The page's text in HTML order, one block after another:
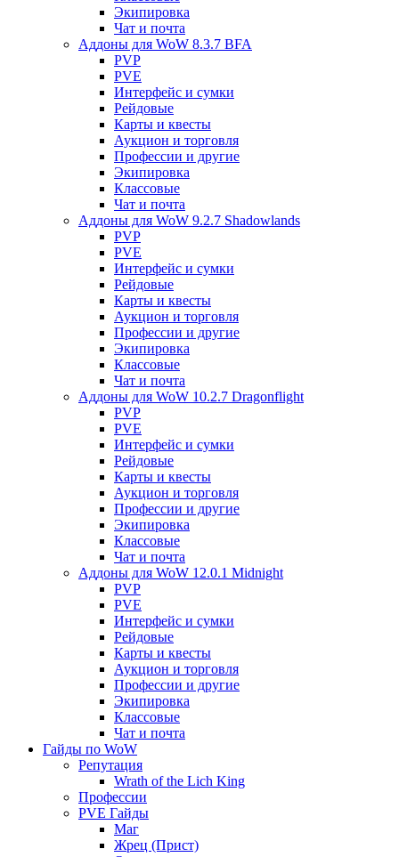
Экипировка
Чат и почта
Аддоны для WoW 8.3.7 BFA
PVP
PVE
Интерфейс и сумки
Рейдовые
Карты и квесты
Аукцион и торговля
Профессии и другие
Экипировка
Классовые
Чат и почта
Аддоны для WoW 9.2.7 Shadowlands
PVP
PVE
Интерфейс и сумки
Рейдовые
Карты и квесты
Аукцион и торговля
Профессии и другие
Экипировка
Классовые
Чат и почта
Аддоны для WoW 10.2.7 Dragonflight
PVP
PVE
Интерфейс и сумки
Рейдовые
Карты и квесты
Аукцион и торговля
Профессии и другие
Экипировка
Классовые
Чат и почта
Аддоны для WoW 12.0.1 Midnight
PVP
PVE
Интерфейс и сумки
Рейдовые
Карты и квесты
Аукцион и торговля
Профессии и другие
Экипировка
Классовые
Чат и почта
Гайды по WoW
Репутация
Wrath of the Lich King
Профессии
PVE Гайды
Маг
Жрец (Прист)